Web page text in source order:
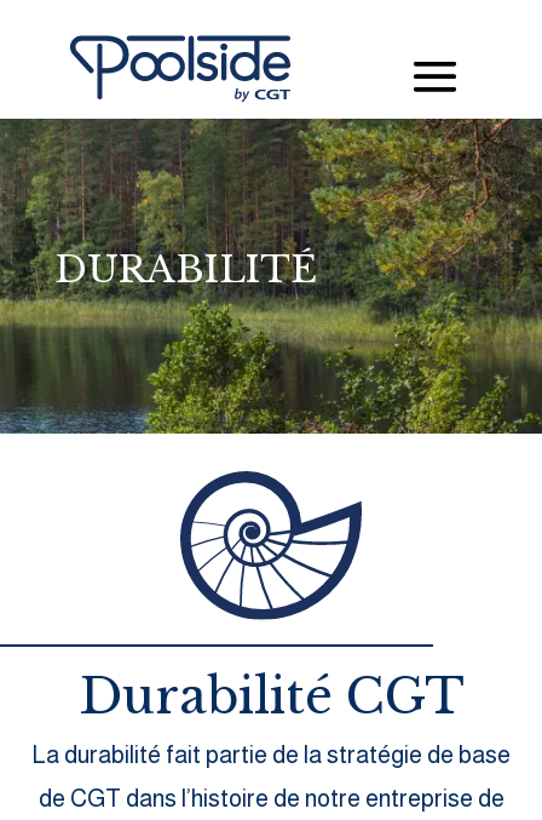
DURABILITÉ
Durabilité CGT
La durabilité fait partie de la stratégie de base
de CGT dans l’histoire de notre entreprise de